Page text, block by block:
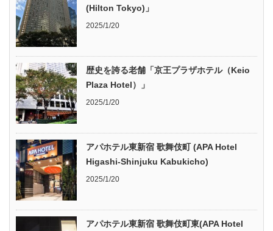
(Hilton Tokyo)」
2025/1/20
歴史を誇る老舗「京王プラザホテル（Keio
Plaza Hotel）」
2025/1/20
アパホテル東新宿 歌舞伎町 (APA Hotel
Higashi-Shinjuku Kabukicho)
2025/1/20
アパホテル東新宿 歌舞伎町東(APA Hotel